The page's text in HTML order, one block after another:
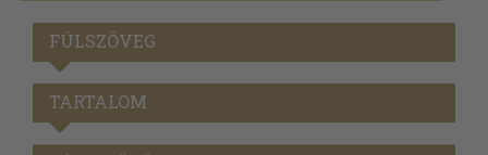
FÜLSZÖVEG
TARTALOM